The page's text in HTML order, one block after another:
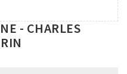
- CHARLES